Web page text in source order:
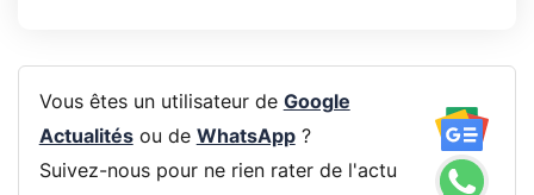
Vous êtes un utilisateur de Google
Actualitésou de WhatsApp?
Suivez-nous pour ne rien rater de l'actu